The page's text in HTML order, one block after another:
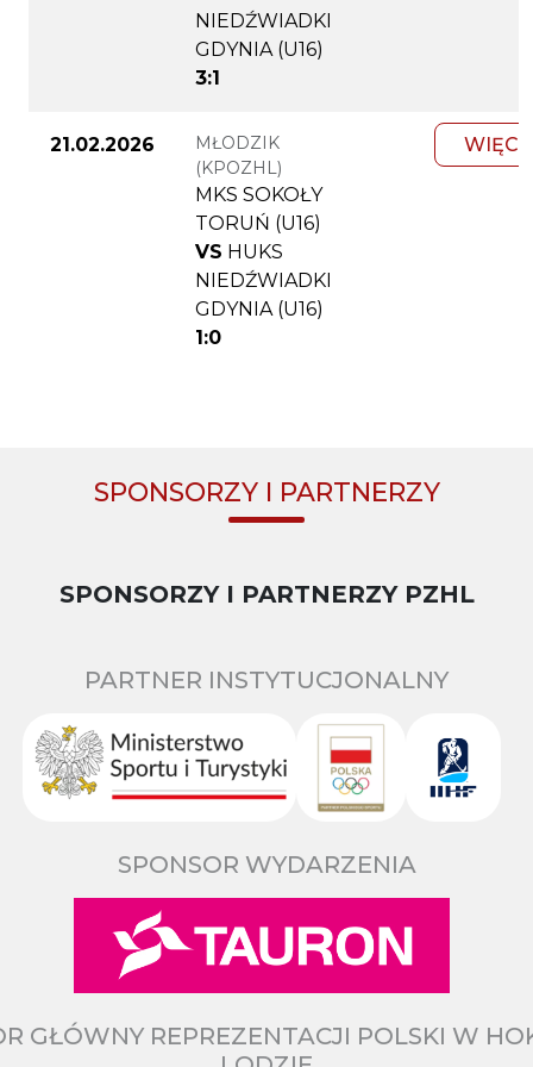
NIEDŹWIADKI
GDYNIA (U16)
3:1
21.02.2026
MŁODZIK
(KPOZHL)
MKS SOKOŁY
TORUŃ (U16)
VS HUKS
NIEDŹWIADKI
GDYNIA (U16)
1:0
SPONSORZY I PARTNERZY
SPONSORZY I PARTNERZY PZHL
PARTNER INSTYTUCJONALNY
SPONSOR WYDARZENIA
GŁÓWNY REPREZENTACJI POLSKI W